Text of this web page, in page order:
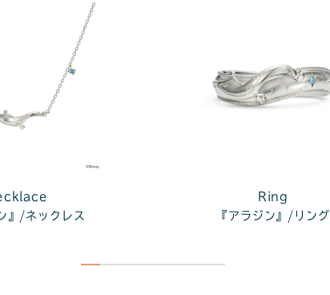
』/ネックレス
Ring
『アラジン』/リング